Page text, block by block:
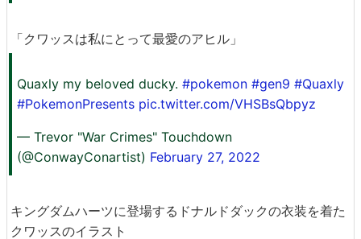
「クワッスは私にとって最愛のアヒル」
Quaxly my beloved ducky. #pokemon #gen9 #Quaxly
#PokemonPresents pic.twitter.com/VHSBsQbpyz
— Trevor "War Crimes" Touchdown
(@ConwayConartist) February 27, 2022
キングダムハーツに登場するドナルドダックの衣装を着た
クワッスのイラスト